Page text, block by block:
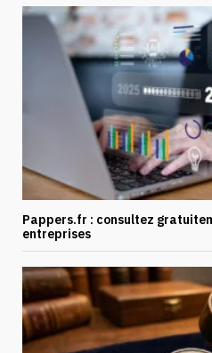
Pappers.fr : consultez
entreprises